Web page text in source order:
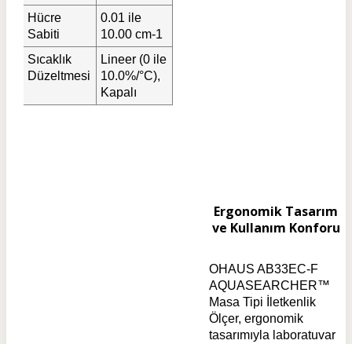
Hücre
Sabiti
0.01 ile
10.00 cm-1
Sıcaklık
Düzeltmesi
Lineer (0 ile
10.0%/°C),
Kapalı
Ergonomik Tasarım
ve Kullanım Konforu
OHAUS AB33EC-F
AQUASEARCHER™
Masa Tipi İletkenlik
Ölçer, ergonomik
tasarımıyla laboratuvar